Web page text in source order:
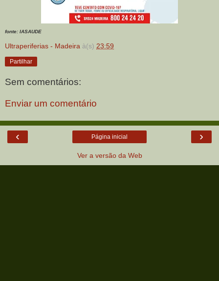
fonte: IASAUDE
Ultraperiferias - Madeira à(s) 23:59
Partilhar
Sem comentários:
Enviar um comentário
‹ ›
Página inicial
Ver a versão da Web